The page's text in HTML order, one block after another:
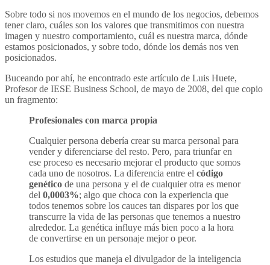
Sobre todo si nos movemos en el mundo de los negocios, debemos
tener claro, cuáles son los valores que transmitimos con nuestra
imagen y nuestro comportamiento, cuál es nuestra marca, dónde
estamos posicionados, y sobre todo, dónde los demás nos ven
posicionados.
Buceando por ahí, he encontrado este artículo de Luis Huete,
Profesor de IESE Business School, de mayo de 2008, del que copio
un fragmento:
Profesionales con marca propia
Cualquier persona debería crear su marca personal para
vender y diferenciarse del resto. Pero, para triunfar en
ese proceso es necesario mejorar el producto que somos
cada uno de nosotros. La diferencia entre el código
genético de una persona y el de cualquier otra es menor
del 0,0003%; algo que choca con la experiencia que
todos tenemos sobre los cauces tan dispares por los que
transcurre la vida de las personas que tenemos a nuestro
alrededor. La genética influye más bien poco a la hora
de convertirse en un personaje mejor o peor.
Los estudios que maneja el divulgador de la inteligencia